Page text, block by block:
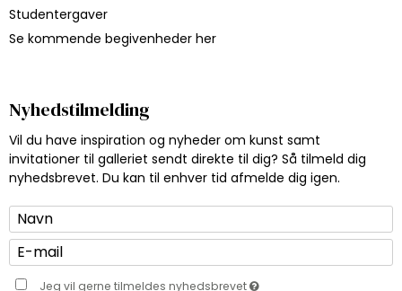
Studentergaver
Se kommende begivenheder her
Nyhedstilmelding
Vil du have inspiration og nyheder om kunst samt
invitationer til galleriet sendt direkte til dig? Så tilmeld dig
nyhedsbrevet. Du kan til enhver tid afmelde dig igen.
Jeg vil gerne tilmeldes nyhedsbrevet